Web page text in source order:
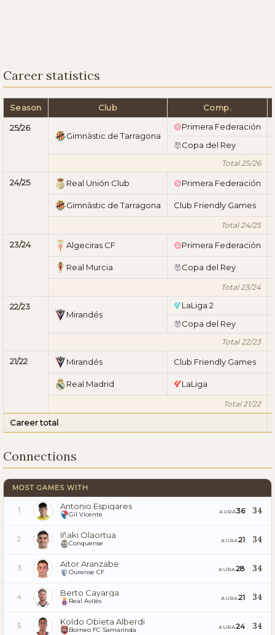
Career statistics
Season Club Comp.
25/26
Gimnàstic de Tarragona
Primera Federación
Copa del Rey
Total 25/26
24/25 Real Unión Club Primera Federación
Gimnàstic de Tarragona Club Friendly Games
Total 24/25
23/24 Algeciras CF Primera Federación
Real Murcia Copa del Rey
Total 23/24
22/23
Mirandés
LaLiga 2
Copa del Rey
Total 22/23
21/22 Mirandés Club Friendly Games
Real Madrid LaLiga
Total 21/22
Career total
Connections
MOST GAMES WITH
1 Antonio Espigares
Gil Vicente AURA36 34
2 Iñaki Olaortua
Conquense AURA21 34
3 Aitor Aranzabe
Ourense CF AURA28 34
4 Berto Cayarga
Real Avilés AURA21 34
5 Koldo Obieta Alberdi
Borneo FC Samarinda AURA24 34